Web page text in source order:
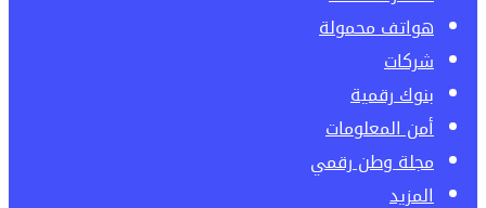
هواتف محمولة
شركات
بنوك رقمية
أمن المعلومات
مجلة وطن رقمي
المزيد